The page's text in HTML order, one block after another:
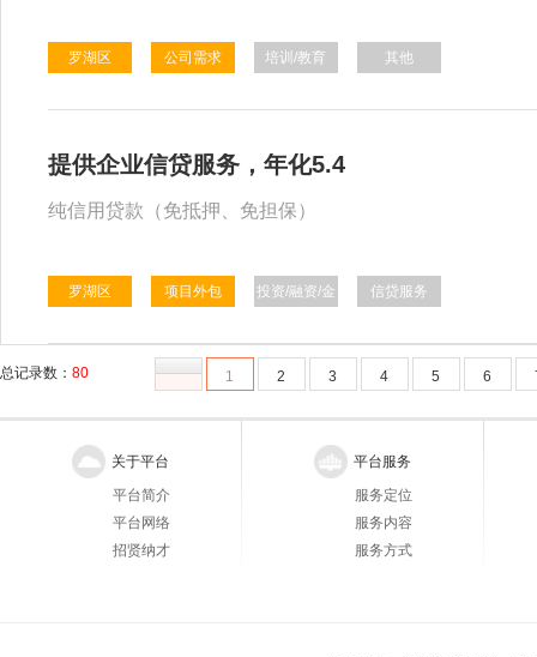
罗湖区 公司需求 培训/教育 其他
提供企业信贷服务，年化5.4
纯信用贷款（免抵押、免担保）
罗湖区 项目外包
投资/融资/金
信贷服务
总记录数： 80 1 2 3 4 5 6
关于平台
平台简介
平台网络
招贤纳才
平台服务
服务定位
服务内容
服务方式